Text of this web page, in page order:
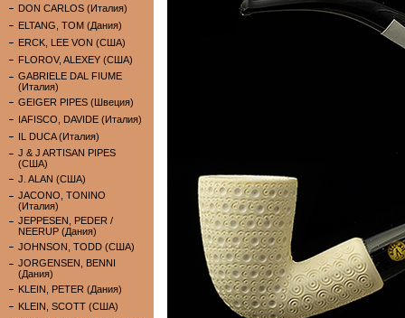
DON CARLOS (Италия)
ELTANG, TOM (Дания)
ERCK, LEE VON (США)
FLOROV, ALEXEY (США)
GABRIELE DAL FIUME
(Италия)
GEIGER PIPES (Швеция)
IAFISCO, DAVIDE (Италия)
IL DUCA (Италия)
J & J ARTISAN PIPES
(США)
J. ALAN (США)
JACONO, TONINO
(Италия)
JEPPESEN, PEDER /
NEERUP (Дания)
JOHNSON, TODD (США)
JORGENSEN, BENNI
(Дания)
KLEIN, PETER (Дания)
KLEIN, SCOTT (США)